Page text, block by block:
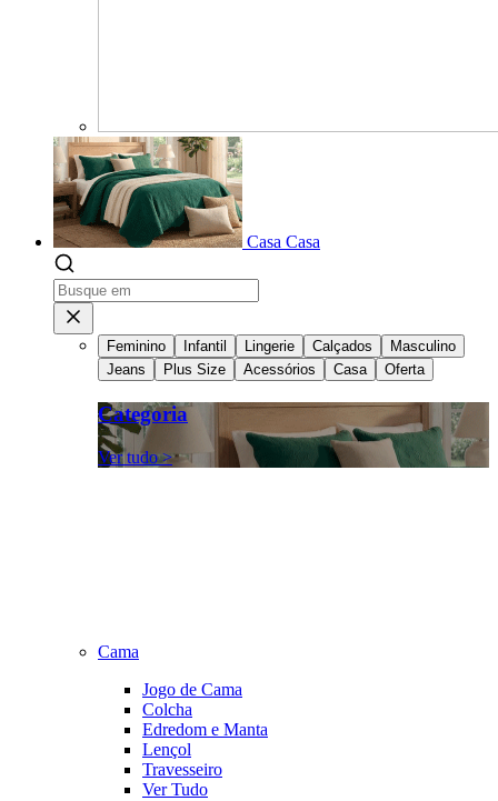
Casa Casa
Feminino Infantil Lingerie Calçados
Masculino
Jeans
Plus Size Acessórios Casa Oferta
Categoria
Ver tudo >
Cama
Jogo de Cama
Colcha
Edredom e Manta
Lençol
Travesseiro
Ver Tudo